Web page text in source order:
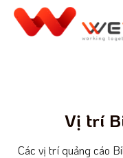
Vị trí
Các vị trí quảng cáo